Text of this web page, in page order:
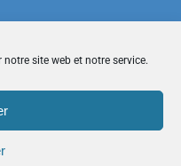
site web et notre service.
légales|Contactez-nous